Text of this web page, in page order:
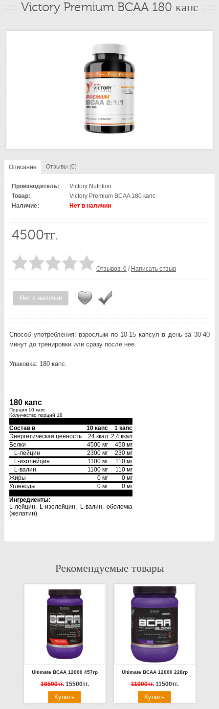
Victory Premium BCAA 180 капс
Описание Отзывы (0)
Производитель:
Victory Nutrition
Товар:
Victory Premium BCAA 180 капс
Наличие:
Нет в наличии
4500тг.
Отзывов: 0 / Написать отзыв
Нет в наличии
Способ употребления: взрослым по 10-15 капсул в день за 30-40
минут до тренировки или сразу после нее.
Упаковка: 180 капс.
180 капс
Порция 10 капс
Количество порций 18
Состав в 10 капс
1 капс
Энергетическая ценность
24 ккал 2,4 ккал
Белки
4500 мг
450 мг
L-лейцин
2300 мг
230 мг
L-изолейцин
1100 мг
110 мг
L-валин
1100 мг
110 мг
Жиры
0 мг
0 мг
Углеводы
0 мг
0 мг
Ингредиенты:
L-лейцин, L-изолейцин, L-валин, оболочка
(желатин).
Рекомендуемые товары
Ultimate BCAA 12000 457гр
16500тг. 15500тг.
Ultimate BCAA 12000 228гр
11000тг. 11500тг.